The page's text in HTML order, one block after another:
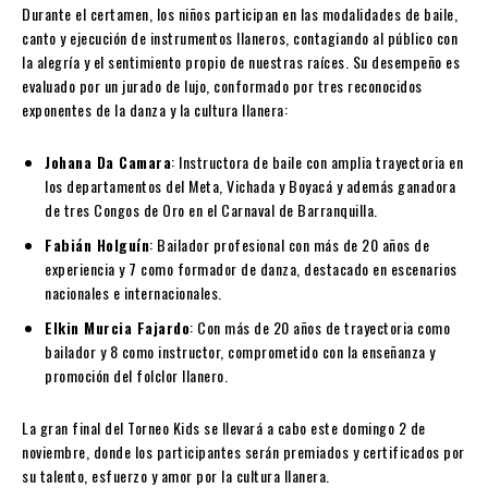
Durante el certamen, los niños participan en las modalidades de baile,
canto y ejecución de instrumentos llaneros, contagiando al público con
la alegría y el sentimiento propio de nuestras raíces. Su desempeño es
evaluado por un jurado de lujo, conformado por tres reconocidos
exponentes de la danza y la cultura llanera:
Johana Da Camara: Instructora de baile con amplia trayectoria en
los departamentos del Meta, Vichada y Boyacá y además ganadora
de tres Congos de Oro en el Carnaval de Barranquilla.
Fabián Holguín: Bailador profesional con más de 20 años de
experiencia y 7 como formador de danza, destacado en escenarios
nacionales e internacionales.
Elkin Murcia Fajardo: Con más de 20 años de trayectoria como
bailador y 8 como instructor, comprometido con la enseñanza y
promoción del folclor llanero.
La gran final del Torneo Kids se llevará a cabo este domingo 2 de
noviembre, donde los participantes serán premiados y certificados por
su talento, esfuerzo y amor por la cultura llanera.